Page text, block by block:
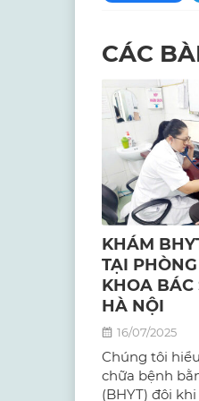
CÁC
KHÁM
TẠI
KHOA
HÀ NỘI
16/07/2025
Chúng tôi
chữa bệnh
(BHYT) đôi